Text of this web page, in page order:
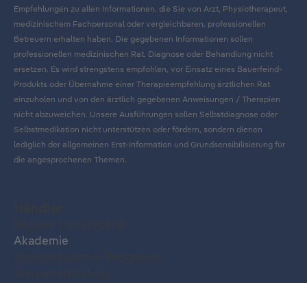
Empfehlungen zu allen Informationen, die Sie von Arzt, Physiotherapeut,
medizinischem Fachpersonal oder vergleichbaren, professionellen
Betreuern erhalten haben. Die gegebenen Informationen sollen
professionellen medizinischen Rat, Diagnose oder Behandlung nicht
ersetzen. Es wird strengstens empfohlen, vor Einsatz eines Bauerfeind-
Produkts oder Übernahme einer Therapieempfehlung ärztlichen Rat
einzuholen und von den ärztlich gegebenen Anweisungen / Therapien
nicht abzuweichen. Unsere Ausführungen sollen Selbstdiagnose oder
Selbstmedikation nicht unterstützen oder fördern, sondern dienen
lediglich der allgemeinen Erst-Information und Grundsensibilisierung für
die angesprochenen Themen.
Akademie